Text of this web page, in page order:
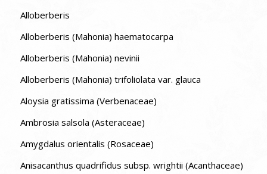
Alloberberis
Alloberberis (Mahonia) haematocarpa
Alloberberis (Mahonia) nevinii
Alloberberis (Mahonia) trifoliolata var. glauca
Aloysia gratissima (Verbenaceae)
Ambrosia salsola (Asteraceae)
Amygdalus orientalis (Rosaceae)
Anisacanthus quadrifidus subsp. wrightii (Acanthaceae)